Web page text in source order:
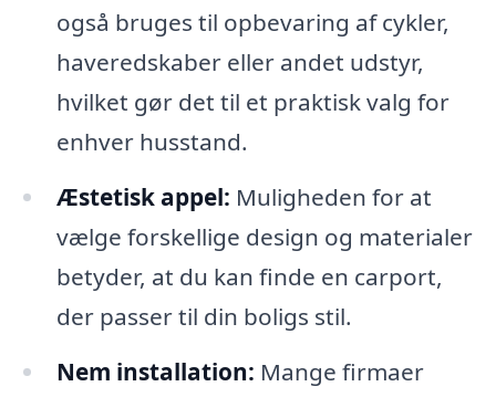
også bruges til opbevaring af cykler,
haveredskaber eller andet udstyr,
hvilket gør det til et praktisk valg for
enhver husstand.
Æstetisk appel: Muligheden for at
vælge forskellige design og materialer
betyder, at du kan finde en carport,
der passer til din boligs stil.
Nem installation: Mange firmaer